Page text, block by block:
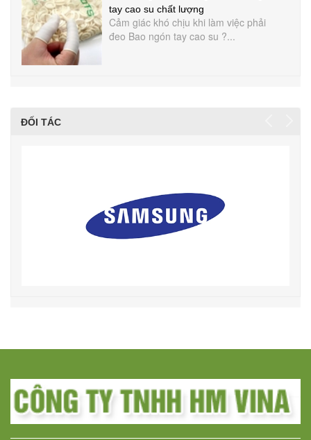
tay cao su chất lượng
Cảm giác khó chịu khi làm việc phải
đeo Bao ngón tay cao su ?...
ĐỐI TÁC